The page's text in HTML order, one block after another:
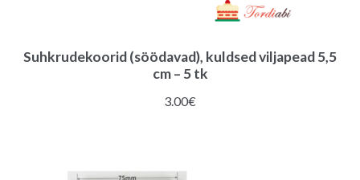
Suhkrudekoorid (söödavad), kuldsed viljapead 5,5
cm – 5 tk
3.00€